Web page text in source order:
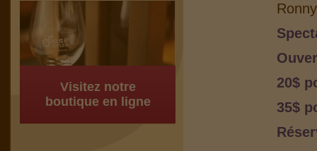
Visitez notre
boutique en ligne
20$
35$